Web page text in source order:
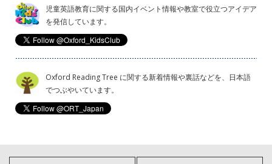
児童英語教育に関する国内イベント情報や教室で役立つアイデア
を発信しています。
Oxford Reading Tree に関する新着情報や裏話などを、日本語
でつぶやいています。